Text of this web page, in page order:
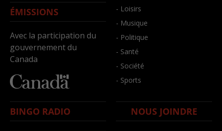
ÉMISSIONS
Avec la participation du
gouvernement du
Canada
- Loisirs
- Musique
- Politique
- Santé
- Société
- Sports
BINGO RADIO NOUS JOINDRE